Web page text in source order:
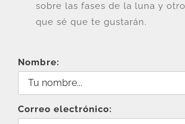
sobre las fases de la luna y
que sé que te gustarán.
Nombre:
Correo electrónico: